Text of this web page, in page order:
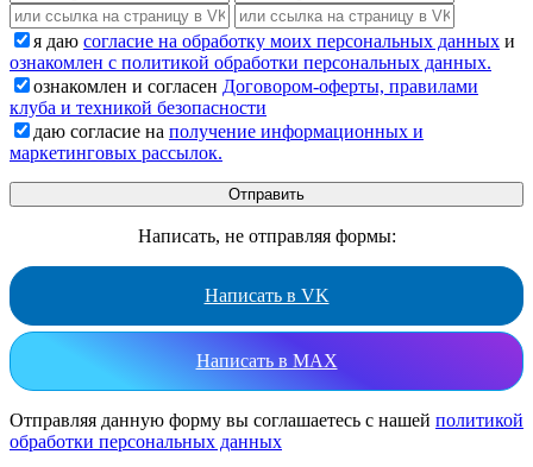
я даю согласие на обработку моих персональных данных и
ознакомлен с политикой обработки персональных данных.
ознакомлен и согласен Договором-оферты, правилами
клуба и техникой безопасности
даю согласие на получение информационных и
маркетинговых рассылок.
Написать, не отправляя формы:
Написать в VK
Написать в MAX
Отправляя данную форму вы соглашаетесь с нашей политикой
обработки персональных данных